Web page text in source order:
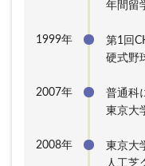
年間留
1999年
第1回
硬式野
2007年
普通科
東京大
2008年
東京大
人工芝